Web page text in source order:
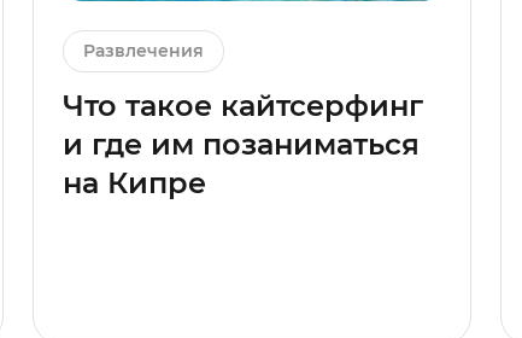
Развлечения
Что такое кайтсерфинг
и где им позаниматься
на Кипре